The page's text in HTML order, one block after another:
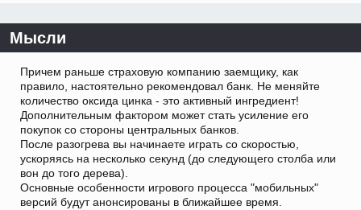
Мысли
Причем раньше страховую компанию заемщику, как
правило, настоятельно рекомендовал банк. Не меняйте
количество оксида цинка - это активный ингредиент!
Дополнительным фактором может стать усиление его
покупок со стороны центральных банков.
После разогрева вы начинаете играть со скоростью,
ускоряясь на несколько секунд (до следующего столба или
вон до того дерева).
Основные особенности игрового процесса "мобильных"
версий будут анонсированы в ближайшее время.